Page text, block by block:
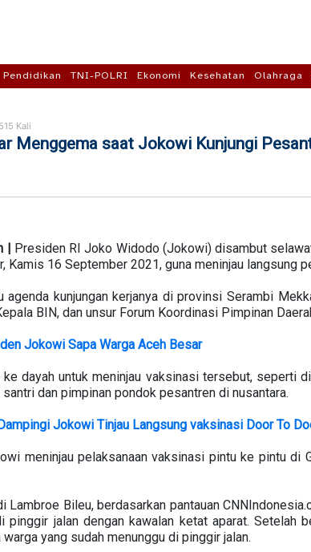
Pendidikan TNI-POLRI Ekonomi Kesehatan Olahraga
Kali
Menggema saat Jokowi Kunjungi
| Presiden RI Joko Widodo (Jokowi) disambut
Kamis 16 September 2021, guna meninjau langsung
agenda kunjungan kerjanya di provinsi Serambi
BIN, dan unsur Forum Koordinasi Pimpinan
Jokowi Sapa Warga Aceh Besar
ke dayah untuk meninjau vaksinasi tersebut, seperti
dan pimpinan pondok pesantren di nusantara.
Jokowi Tinjau Langsung vaksinasi Door To
meninjau pelaksanaan vaksinasi pintu ke pintu di
Lambroe Bileu, berdasarkan pantauan
pinggir jalan dengan kawalan ketat aparat. Setelah
yang sudah menunggu di pinggir jalan.